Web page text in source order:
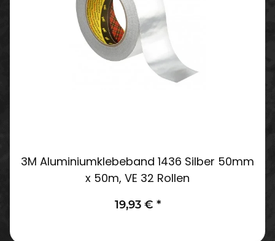
3M Aluminiumklebeband 1436 Silber 50mm
x 50m, VE 32 Rollen
19,93 € *